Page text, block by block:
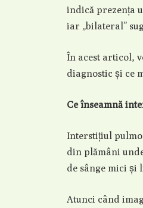
indică prezența
iar „bilateral”
În acest articol,
diagnostic și ce
Ce înseamnă
Interstițiul
din plămâni
de sânge mici și
Atunci când